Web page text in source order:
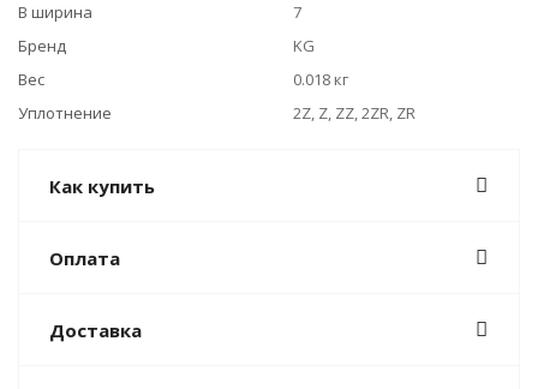
B ширина
7
Бренд
KG
Вес
0.018 кг
Уплотнение
2Z, Z, ZZ, 2ZR, ZR
Как купить
Оплата
Доставка